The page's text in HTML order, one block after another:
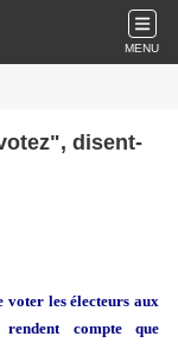
MENU
disent-
les électeurs aux
rendent compte que